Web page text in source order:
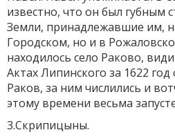
известно, что он был губным
Земли, принадлежавшие им,
Городском, но и в
находилось село Раково,
Актах Липинского за 1622
Раков, за ним числились и
этому времени весьма
3.Скрипицыны.